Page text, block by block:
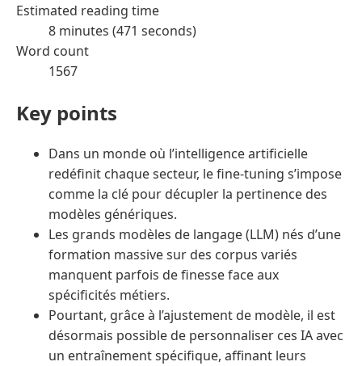
Estimated reading time
8 minutes (471 seconds)
Word count
1567
Key points
Dans un monde où l’intelligence artificielle
redéfinit chaque secteur, le fine-tuning s’impose
comme la clé pour décupler la pertinence des
modèles génériques.
Les grands modèles de langage (LLM) nés d’une
formation massive sur des corpus variés
manquent parfois de finesse face aux
spécificités métiers.
Pourtant, grâce à l’ajustement de modèle, il est
désormais possible de personnaliser ces IA avec
un entraînement spécifique, affinant leurs